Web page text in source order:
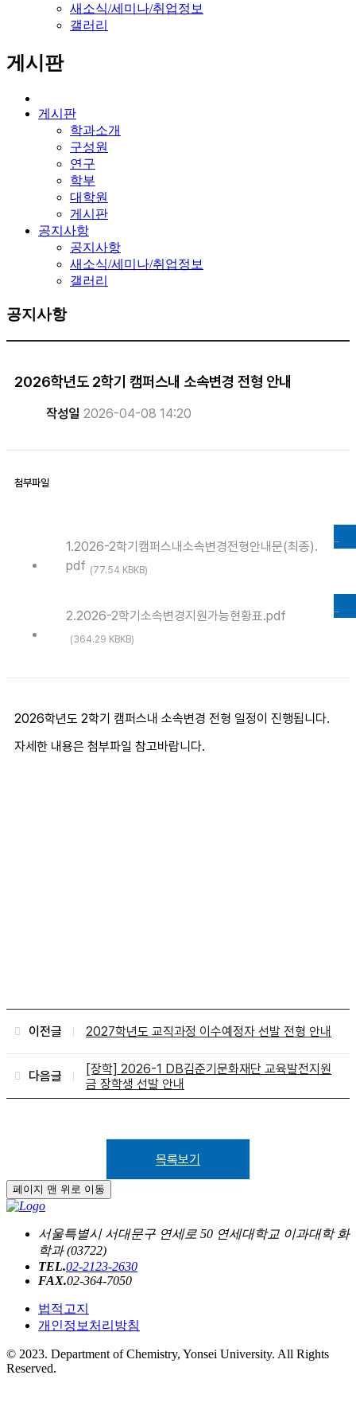
새소식/세미나/취업정보
갤러리
게시판
게시판
학과소개
구성원
연구
학부
대학원
게시판
공지사항
공지사항
새소식/세미나/취업정보
갤러리
공지사항
2026학년도 2학기 캠퍼스내 소속변경 전형 안내
작성일 2026-04-08 14:20
첨부파일
1.2026-2학기캠퍼스내소속변경전형안내문(최종).
pdf (77.54 KBKB)
2.2026-2학기소속변경지원가능현황표.pdf
(364.29 KBKB)
2026학년도 2학기 캠퍼스내 소속변경 전형 일정이 진행됩니다.
자세한 내용은 첨부파일 참고바랍니다.
이전글 2027학년도 교직과정 이수예정자 선발 전형 안내
다음글
[장학] 2026-1 DB김준기문화재단 교육발전지원
금 장학생 선발 안내
목록보기
페이지 맨 위로 이동
서울특별시 서대문구 연세로 50 연세대학교 이과대학 화
학과 (03722)
TEL.02-2123-2630
FAX.02-364-7050
법적고지
개인정보처리방침
© 2023. Department of Chemistry, Yonsei University. All Rights
Reserved.